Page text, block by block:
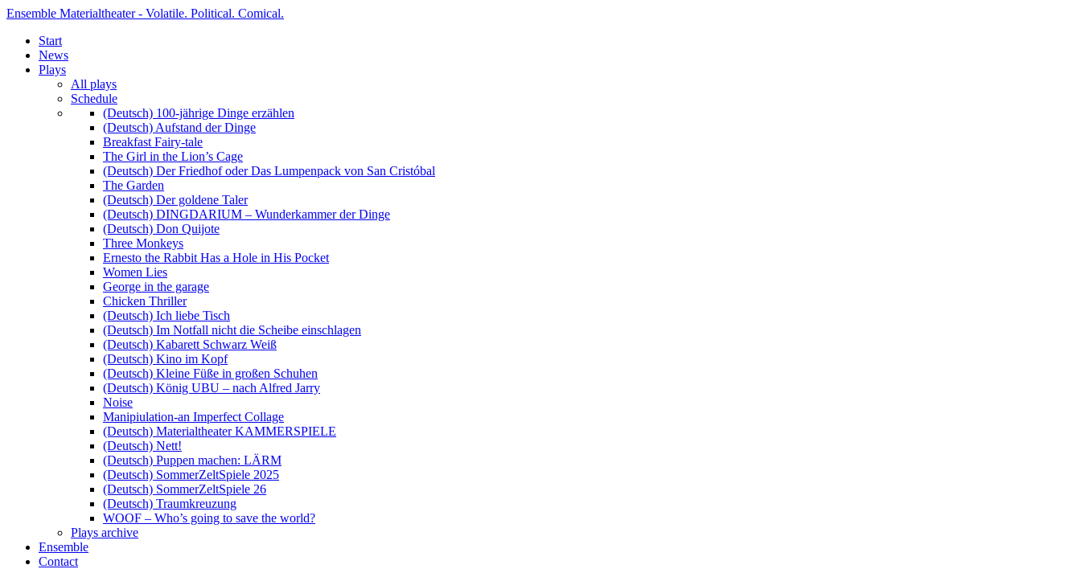
Ensemble Materialtheater - Volatile. Political. Comical.
Start
News
Plays
All plays
Schedule
(Deutsch) 100-jährige Dinge erzählen
(Deutsch) Aufstand der Dinge
Breakfast Fairy-tale
The Girl in the Lion’s Cage
(Deutsch) Der Friedhof oder Das Lumpenpack von San Cristóbal
The Garden
(Deutsch) Der goldene Taler
(Deutsch) DINGDARIUM – Wunderkammer der Dinge
(Deutsch) Don Quijote
Three Monkeys
Ernesto the Rabbit Has a Hole in His Pocket
Women Lies
George in the garage
Chicken Thriller
(Deutsch) Ich liebe Tisch
(Deutsch) Im Notfall nicht die Scheibe einschlagen
(Deutsch) Kabarett Schwarz Weiß
(Deutsch) Kino im Kopf
(Deutsch) Kleine Füße in großen Schuhen
(Deutsch) König UBU – nach Alfred Jarry
Noise
Manipiulation-an Imperfect Collage
(Deutsch) Materialtheater KAMMERSPIELE
(Deutsch) Nett!
(Deutsch) Puppen machen: LÄRM
(Deutsch) SommerZeltSpiele 2025
(Deutsch) SommerZeltSpiele 26
(Deutsch) Traumkreuzung
WOOF – Who’s going to save the world?
Plays archive
Ensemble
Contact